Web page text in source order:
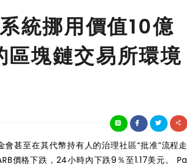
統挪用價值10億
塊鏈交易所環境
甚至在其代幣持有人的治理社區“批准”流程走
價格下跌，24小時內下跌9％至1.17美元。 Pa